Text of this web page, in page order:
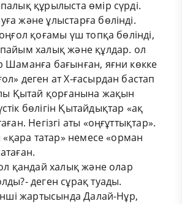
құрылыста өмір сүрді.
және ұлыстарға бөлінді.
қоғамы үш топқа бөлінді,
халық және құлдар. ол
Шаманға бағынған, яғни көкке
деген ат Х-ғасырдан бастап
Қытай қорғанына жақын
бөлігін Қытайдықтар «ақ
Негізгі аты «оңғұттықтар».
«қара татар» немесе «орман
қандай халық және олар
деген сұрақ туады.
жартысында Далай-Нұр,